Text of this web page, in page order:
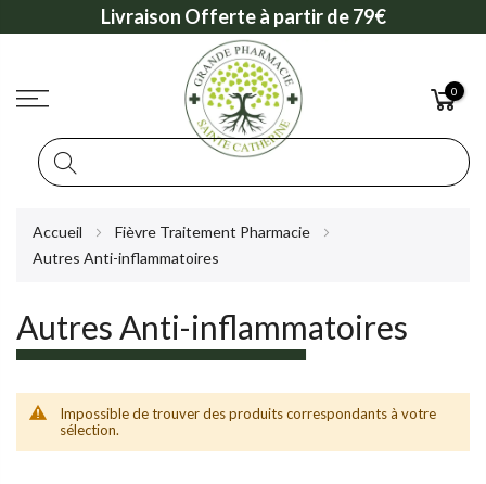
Livraison Offerte à partir de 79€
0
Accueil
Fièvre Traitement Pharmacie
Autres Anti-inflammatoires
Autres Anti-inflammatoires
Impossible de trouver des produits correspondants à votre
sélection.